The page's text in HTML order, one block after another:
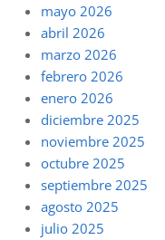
mayo 2026
abril 2026
marzo 2026
febrero 2026
enero 2026
diciembre 2025
noviembre 2025
octubre 2025
septiembre 2025
agosto 2025
julio 2025